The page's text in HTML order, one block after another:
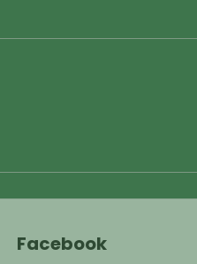
Facebook